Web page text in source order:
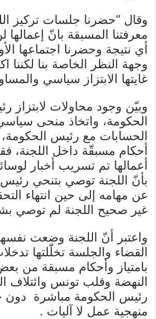
وقال ”حضرنا جلسات تركيز
معرفتنا المسبقة بانّ إعمالها
أي نتيجة وحضرنا اجتماعها
وجهة النظر الخاصة بنا لكننا
غايتها الابتزاز سياسي
وبيّن وجود محاولات لابتزاز
الحكومة، واتخاذ منحى
الحسابات مع رئيس الحكومة،
أحكام مسبقّة داخل اللجنة،
أعمالها تم تسريب أخبار
بأنّ اللجنة توصي بتنحي
عن مهامه إلى حين انتهاء
غير صحيح اللجنة لم توصي
واعتبر أنّ اللجنة وضعت
القضاء والجلسة تخلّلتها
بامتياز وأحكام مسبقة من
النهضة وقلب تونس وائتلاف
رئيس الحكومة مباشرة
منهجية عمل لا آليات .